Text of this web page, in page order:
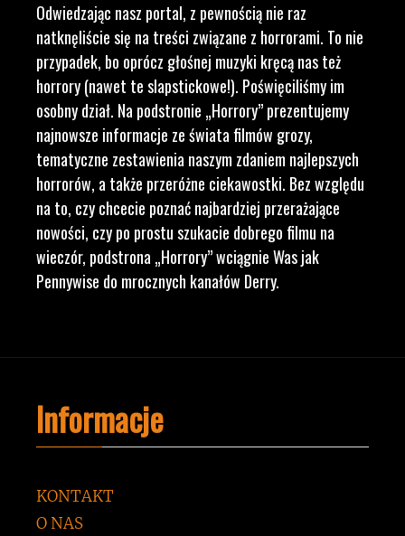
Odwiedzając nasz portal, z pewnością nie raz
natknęliście się na treści związane z horrorami. To nie
przypadek, bo oprócz głośnej muzyki kręcą nas też
horrory (nawet te slapstickowe!). Poświęciliśmy im
osobny dział. Na podstronie „Horrory” prezentujemy
najnowsze informacje ze świata filmów grozy,
tematyczne zestawienia naszym zdaniem najlepszych
horrorów, a także przeróżne ciekawostki. Bez względu
na to, czy chcecie poznać najbardziej przerażające
nowości, czy po prostu szukacie dobrego filmu na
wieczór, podstrona „Horrory” wciągnie Was jak
Pennywise do mrocznych kanałów Derry.
Informacje
KONTAKT
O NAS